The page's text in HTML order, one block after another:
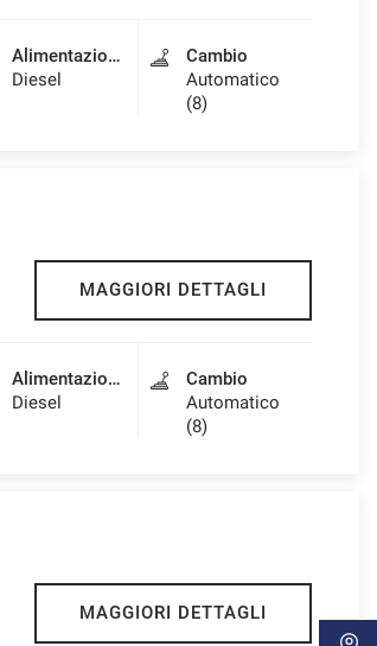
Alimentazione
Diesel
Cambio
Automatico
(8)
MAGGIORI DETTAGLI
Alimentazione
Diesel
Cambio
Automatico
(8)
MAGGIORI DETTAGLI